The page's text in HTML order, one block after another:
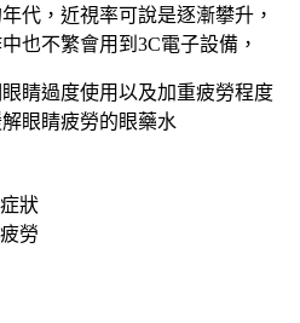
代，近視率可說是逐漸攀升，
也不繁會用到3C電子設備，
睛過度使用以及加重疲勞程度
眼睛疲勞的眼藥水
狀
勞